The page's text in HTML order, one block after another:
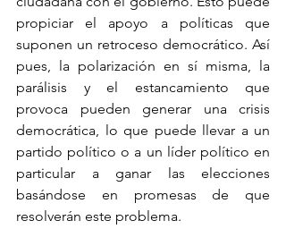
propiciar el apoyo a políticas que
suponen un retroceso democrático. Así
pues, la polarización en sí misma, la
parálisis y el estancamiento que
provoca pueden generar una crisis
democrática, lo que puede llevar a un
partido político o a un líder político en
particular a ganar las elecciones
basándose en promesas de que
resolverán este problema.